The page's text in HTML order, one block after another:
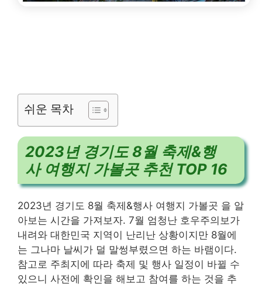
쉬운 목차
2023년 경기도 8월 축제&행
사 여행지 가볼곳 추천 TOP 16
2023년 경기도 8월 축제&행사 여행지 가볼곳 을 알
아보는 시간을 가져보자. 7월 엄청난 호우주의보가
내려와 대한민국 지역이 난리난 상황이지만 8월에
는 그나마 날씨가 덜 말썽부렸으면 하는 바램이다.
참고로 주최지에 따라 축제 및 행사 일정이 바뀔 수
있으니 사전에 확인을 해보고 참여를 하는 것을 추